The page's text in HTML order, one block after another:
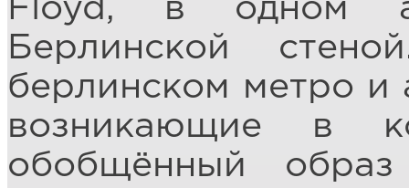
Floyd, в одном
Берлинской
берлинском метро и
возникающие в
обобщённый